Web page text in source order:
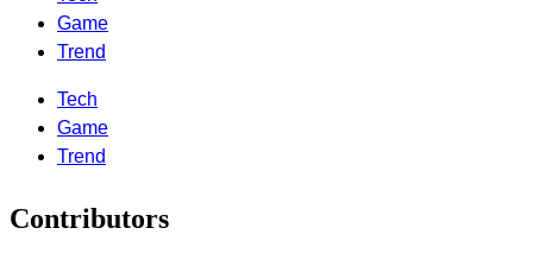
Game
Trend
Tech
Game
Trend
Contributors